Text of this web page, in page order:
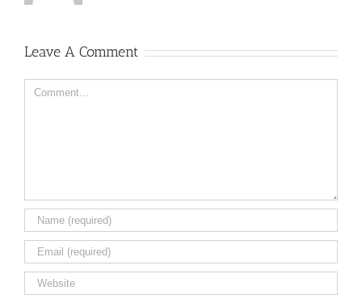
Leave A Comment
Comment